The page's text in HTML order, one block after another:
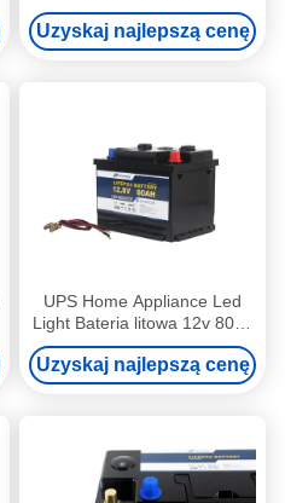
awaryjnego 12V 50Ah
Uzyskaj najlepszą cenę
UPS Home Appliance Led
Light Bateria litowa 12v 80ah
Bateria litowo-jonowa
Uzyskaj najlepszą cenę